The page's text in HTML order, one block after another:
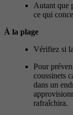
Autant que
ce qui
À la plage
Vérifiez si
Pour
coussinets
dans un
rafraîchira.